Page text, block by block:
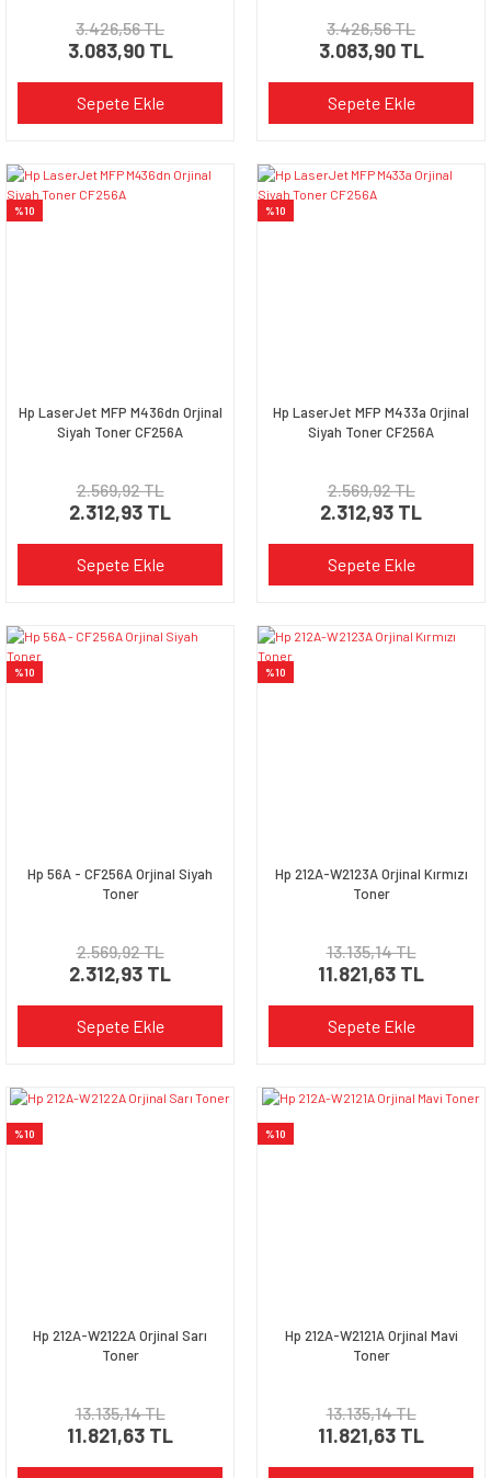
3.426,56 TL
3.083,90 TL
Sepete Ekle
3.426,56 TL
3.083,90 TL
Sepete Ekle
%10
Hp LaserJet MFP M436dn Orjinal
Siyah Toner CF256A
2.569,92 TL
2.312,93 TL
Sepete Ekle
%10
Hp LaserJet MFP M433a Orjinal
Siyah Toner CF256A
2.569,92 TL
2.312,93 TL
Sepete Ekle
%10
Hp 56A - CF256A Orjinal Siyah
Toner
2.569,92 TL
2.312,93 TL
Sepete Ekle
%10
Hp 212A-W2123A Orjinal Kırmızı
Toner
13.135,14 TL
11.821,63 TL
Sepete Ekle
%10
Hp 212A-W2122A Orjinal Sarı
Toner
13.135,14 TL
11.821,63 TL
%10
Hp 212A-W2121A Orjinal Mavi
Toner
13.135,14 TL
11.821,63 TL